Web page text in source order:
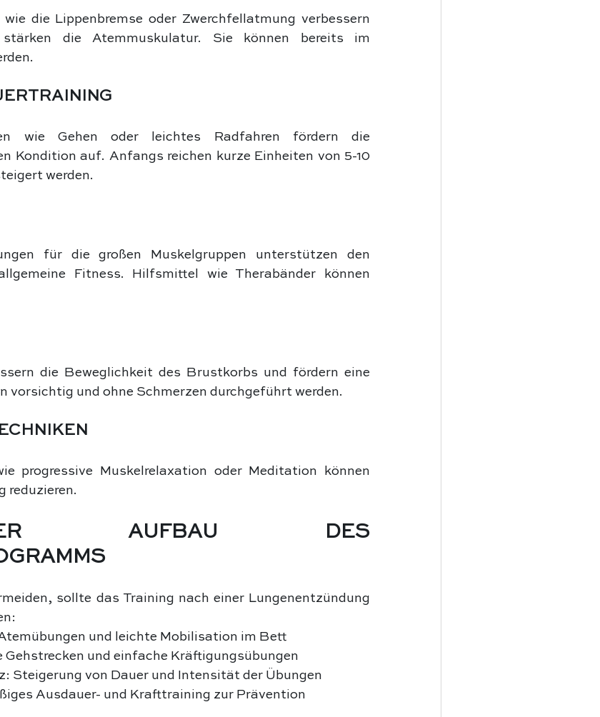
die Lippenbremse oder Zwerchfellatmung verbessern
die Atemmuskulatur. Sie können bereits im
wie Gehen oder leichtes Radfahren fördern die
Kondition auf. Anfangs reichen kurze Einheiten von 5-10
werden.
für die großen Muskelgruppen unterstützen den
Fitness. Hilfsmittel wie Therabänder können
die Beweglichkeit des Brustkorbs und fördern eine
vorsichtig und ohne Schmerzen durchgeführt werden.
progressive Muskelrelaxation oder Meditation können
reduzieren.
AUFBAU DES
sollte das Training nach einer Lungenentzündung
und leichte Mobilisation im Bett
Gehstrecken und einfache Kräftigungsübungen
Steigerung von Dauer und Intensität der Übungen
Ausdauer- und Krafttraining zur Prävention